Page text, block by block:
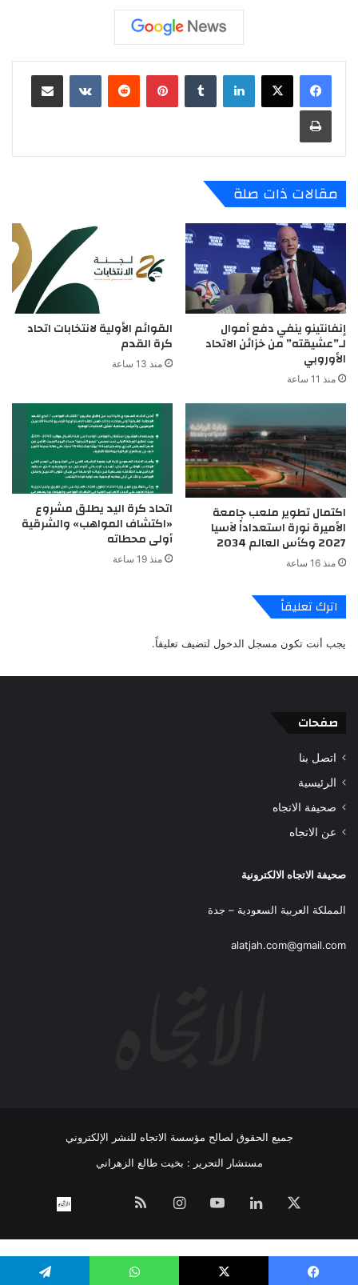
لينكدإن بينتيريست
مقالات ذات صلة
إنفانتينو ينفي دفع أموال
لـ”عشيقته” من خزائن الاتحاد
الأوروبي
منذ 11 ساعة
القوائم الأولية لانتخابات اتحاد
كرة القدم
منذ 13 ساعة
اكتمال تطوير ملعب جامعة
الأميرة نورة استعداداً لآسيا
2027 وكأس العالم 2034
منذ 16 ساعة
اتحاد كرة اليد يطلق مشروع
«اكتشاف المواهب» والشرقية
أولى محطاته
منذ 19 ساعة
اترك تعليقاً
يجب أنت تكون مسجل الدخول لتضيف تعليقاً.
صفحات
اتصل بنا
الرئيسية
صحيفة الاتجاه
عن الاتجاه
صحيفة الاتجاه الالكترونية
المملكة العربية السعودية – جدة
alatjah.com@gmail.com
جميع الحقوق لصالح مؤسسة الاتجاه للنشر الإلكتروني
مستشار التحرير : بخيت طالع الزهراني
لينكدإن ‫YouTubeانستقرام
الموقع
RSS
نبض
بــنـا
WP Twitter Auto Publish Powered By :XYZScripts.com